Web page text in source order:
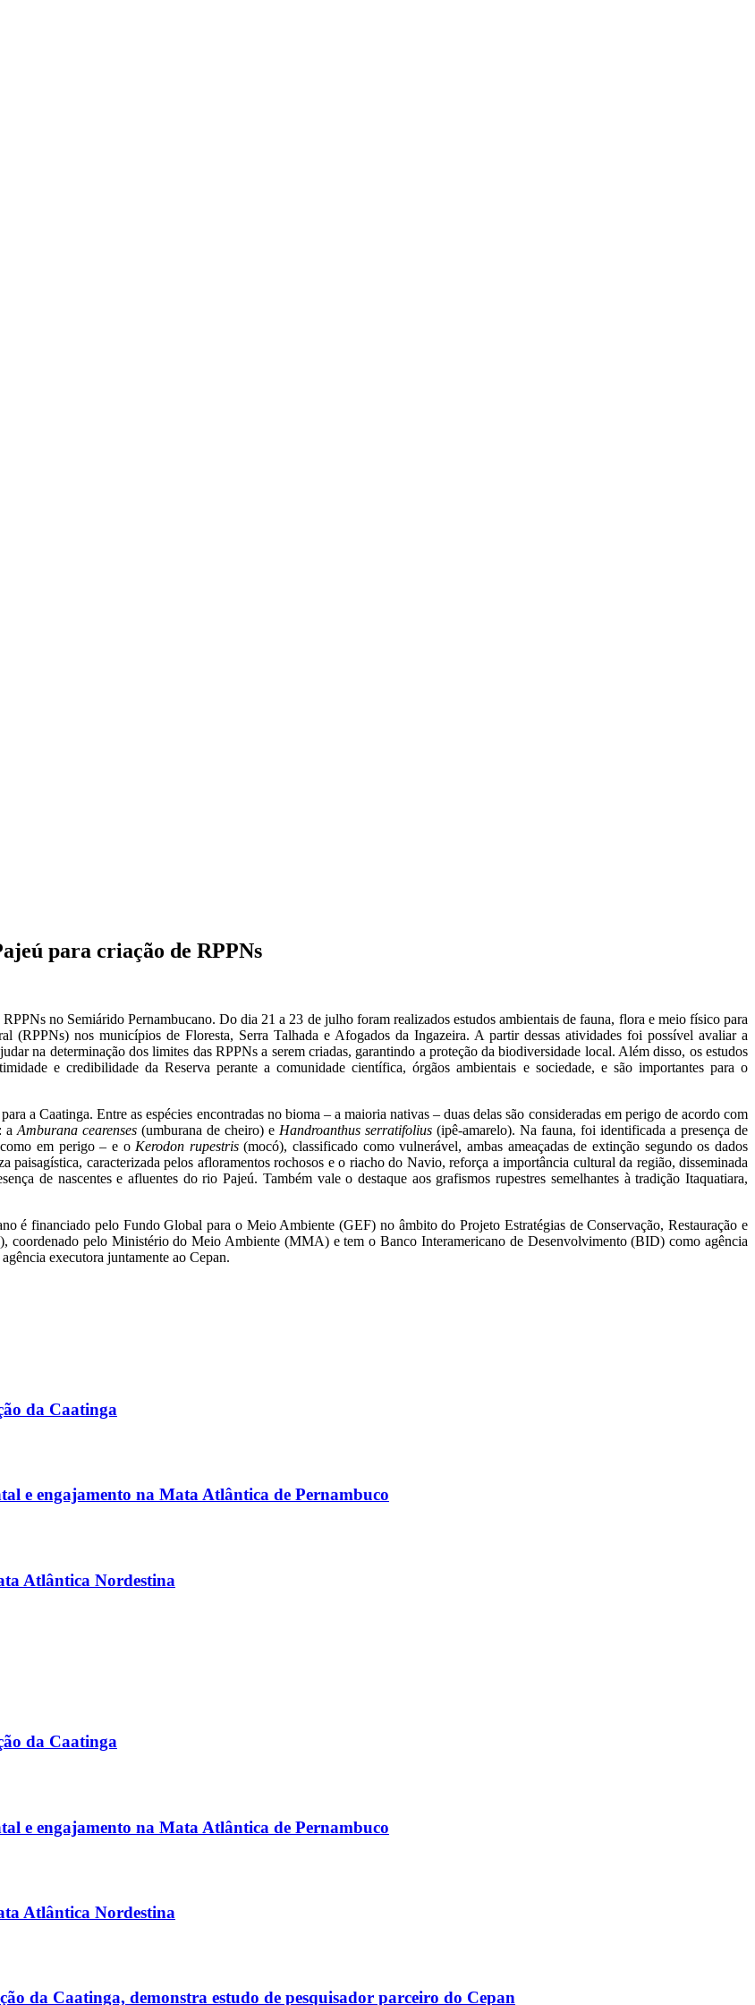
para criação de RPPNs
no Semiárido Pernambucano. Do dia 21 a 23 de julho foram realizados estudos ambientais de fauna, flora e meio físico para
(RPPNs) nos municípios de Floresta, Serra Talhada e Afogados da Ingazeira. A partir dessas atividades foi possível avaliar a
na determinação dos limites das RPPNs a serem criadas, garantindo a proteção da biodiversidade local. Além disso, os estudos
e credibilidade da Reserva perante a comunidade científica, órgãos ambientais e sociedade, e são importantes para o
a Caatinga. Entre as espécies encontradas no bioma – a maioria nativas – duas delas são consideradas em perigo de acordo com
a Amburana cearenses (umburana de cheiro) e Handroanthus serratifolius (ipê-amarelo). Na fauna, foi identificada a presença de
em perigo – e o Kerodon rupestris(mocó), classificado como vulnerável, ambas ameaçadas de extinção segundo os dados
caracterizada pelos afloramentos rochosos e o riacho do Navio, reforça a importância cultural da região, disseminada
de nascentes e afluentes do rio Pajeú. Também vale o destaque aos grafismos rupestres semelhantes à tradição Itaquatiara,
é financiado pelo Fundo Global para o Meio Ambiente (GEF) no âmbito do Projeto Estratégias de Conservação, Restauração e
coordenado pelo Ministério do Meio Ambiente (MMA) e tem o Banco Interamericano de Desenvolvimento (BID) como agência
executora juntamente ao Cepan.
da Caatinga
e engajamento na Mata Atlântica de Pernambuco
Atlântica Nordestina
da Caatinga
e engajamento na Mata Atlântica de Pernambuco
Atlântica Nordestina
da Caatinga, demonstra estudo de pesquisador parceiro do Cepan